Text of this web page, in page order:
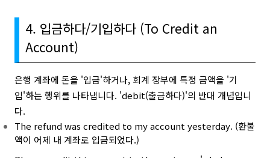
4. 입금하다/기입하다 (To Credit an
Account)
은행 계좌에 돈을 '입금'하거나, 회계 장부에 특정 금액을 '기
입'하는 행위를 나타냅니다. 'debit(출금하다)'의 반대 개념입니
다.
The refund was credited to my account yesterday. (환불
액이 어제 내 계좌로 입금되었다.)